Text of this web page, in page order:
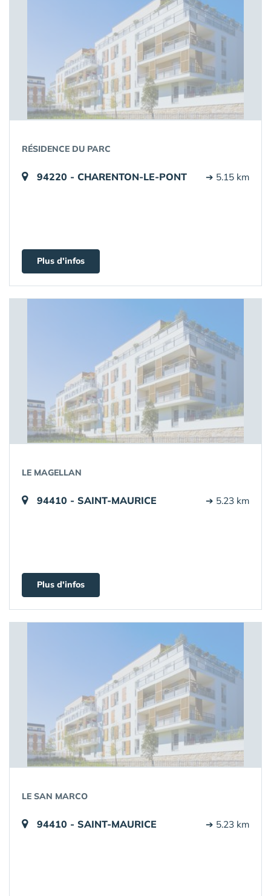
RÉSIDENCE DU PARC
94220 - CHARENTON-LE-PONT ➔ 5.15 km
Plus d'infos
LE MAGELLAN
94410 - SAINT-MAURICE ➔ 5.23 km
Plus d'infos
LE SAN MARCO
94410 - SAINT-MAURICE ➔ 5.23 km